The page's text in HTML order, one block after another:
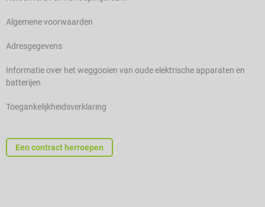
Algemene voorwaarden
Adresgegevens
Informatie over het weggooien van oude elektrische apparaten en
batterijen
Toegankelijkheidsverklaring
Een contract herroepen